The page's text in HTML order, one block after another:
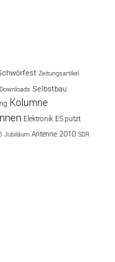
Zeitungsartikel
Downloads Selbstbau
Kolumne
Elektronik ES putzt
Jubiläum Antenne 2010 SDR